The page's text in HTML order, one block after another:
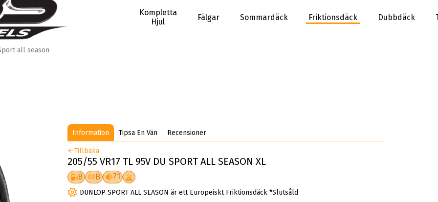
Kompletta
Hjul
Fälgar Sommardäck Friktionsdäck Dubbdäck
all season
Information Tipsa En Vän Recensioner
Tillbaka
205/55 VR17 TL 95V DU SPORT ALL SEASON XL
B B 71
DUNLOP SPORT ALL SEASON är ett Europeiskt Friktionsdäck *Slutsåld